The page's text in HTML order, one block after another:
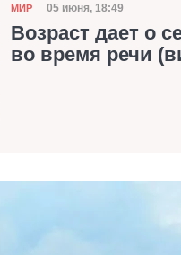
Категория
МИР Дата
05 июня, 18:49
Возраст дает о
во время речи